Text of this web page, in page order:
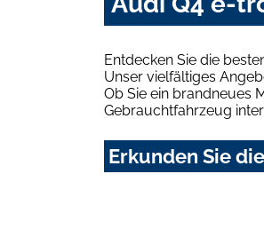
Entdecken Sie die
Unser vielfältiges
Ob Sie ein brandneues
Gebrauchtfahrzeug
Erkunden Sie